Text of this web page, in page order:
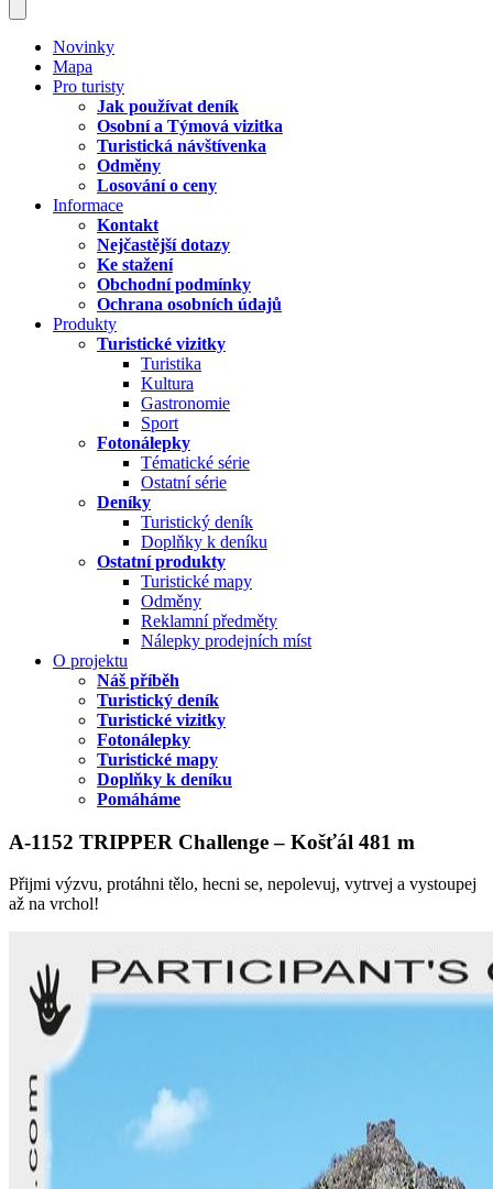
Novinky
Mapa
Pro turisty
Jak používat deník
Osobní a Týmová vizitka
Turistická návštívenka
Odměny
Losování o ceny
Informace
Kontakt
Nejčastější dotazy
Ke stažení
Obchodní podmínky
Ochrana osobních údajů
Produkty
Turistické vizitky
Turistika
Kultura
Gastronomie
Sport
Fotonálepky
Tématické série
Ostatní série
Deníky
Turistický deník
Doplňky k deníku
Ostatní produkty
Turistické mapy
Odměny
Reklamní předměty
Nálepky prodejních míst
O projektu
Náš příběh
Turistický deník
Turistické vizitky
Fotonálepky
Turistické mapy
Doplňky k deníku
Pomáháme
A-1152 TRIPPER Challenge – Košťál 481 m
Přijmi výzvu, protáhni tělo, hecni se, nepolevuj, vytrvej a vystoupej
až na vrchol!